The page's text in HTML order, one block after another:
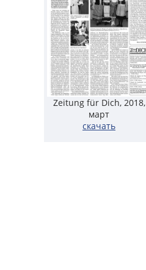
Zeitung für Dich, 2018,
март
скачать